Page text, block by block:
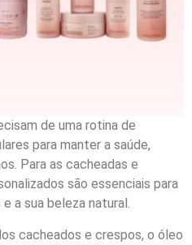
de uma rotina de
para manter a saúde,
Para as cacheadas e
são essenciais para
a sua beleza natural.
cacheados e crespos, o óleo